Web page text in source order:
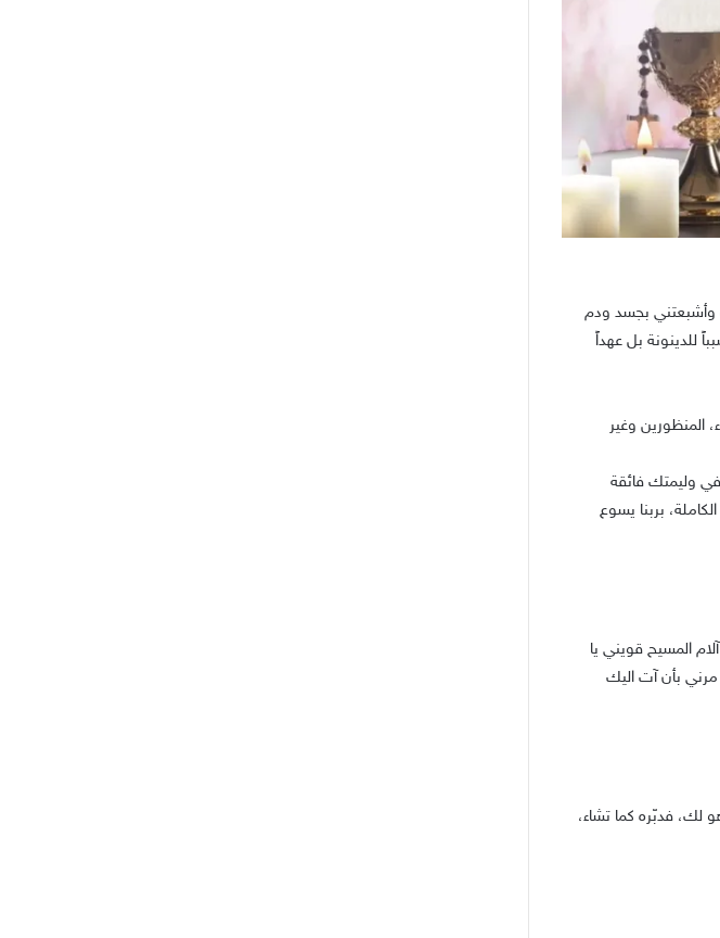
وأشبعتني بجسد ودم
للدينونة بل عهداً
المنظورين وغير
وليمتك فائقة
بربنا يسوع
المسيح قويني يا
بأن آت اليك
لك، فدبّره كما تشاء،